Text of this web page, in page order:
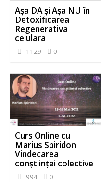
Așa DA și Așa NU în
Detoxificarea
Regenerativa
celulara
1129 0
Curs Online cu
Marius Spiridon
Vindecarea
conștiinței colective
994 0